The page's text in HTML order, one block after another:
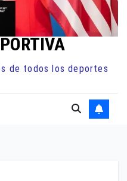
de todos los deportes